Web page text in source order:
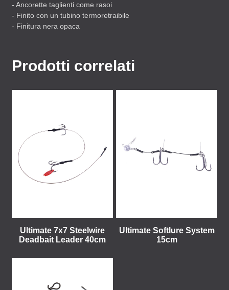
- Ancorette taglienti come rasoi
- Finito con un tubino termoretraibile
- Finitura nera opaca
Prodotti correlati
Ultimate 7x7 Steelwire
Deadbait Leader 40cm
Ultimate Softlure System
15cm